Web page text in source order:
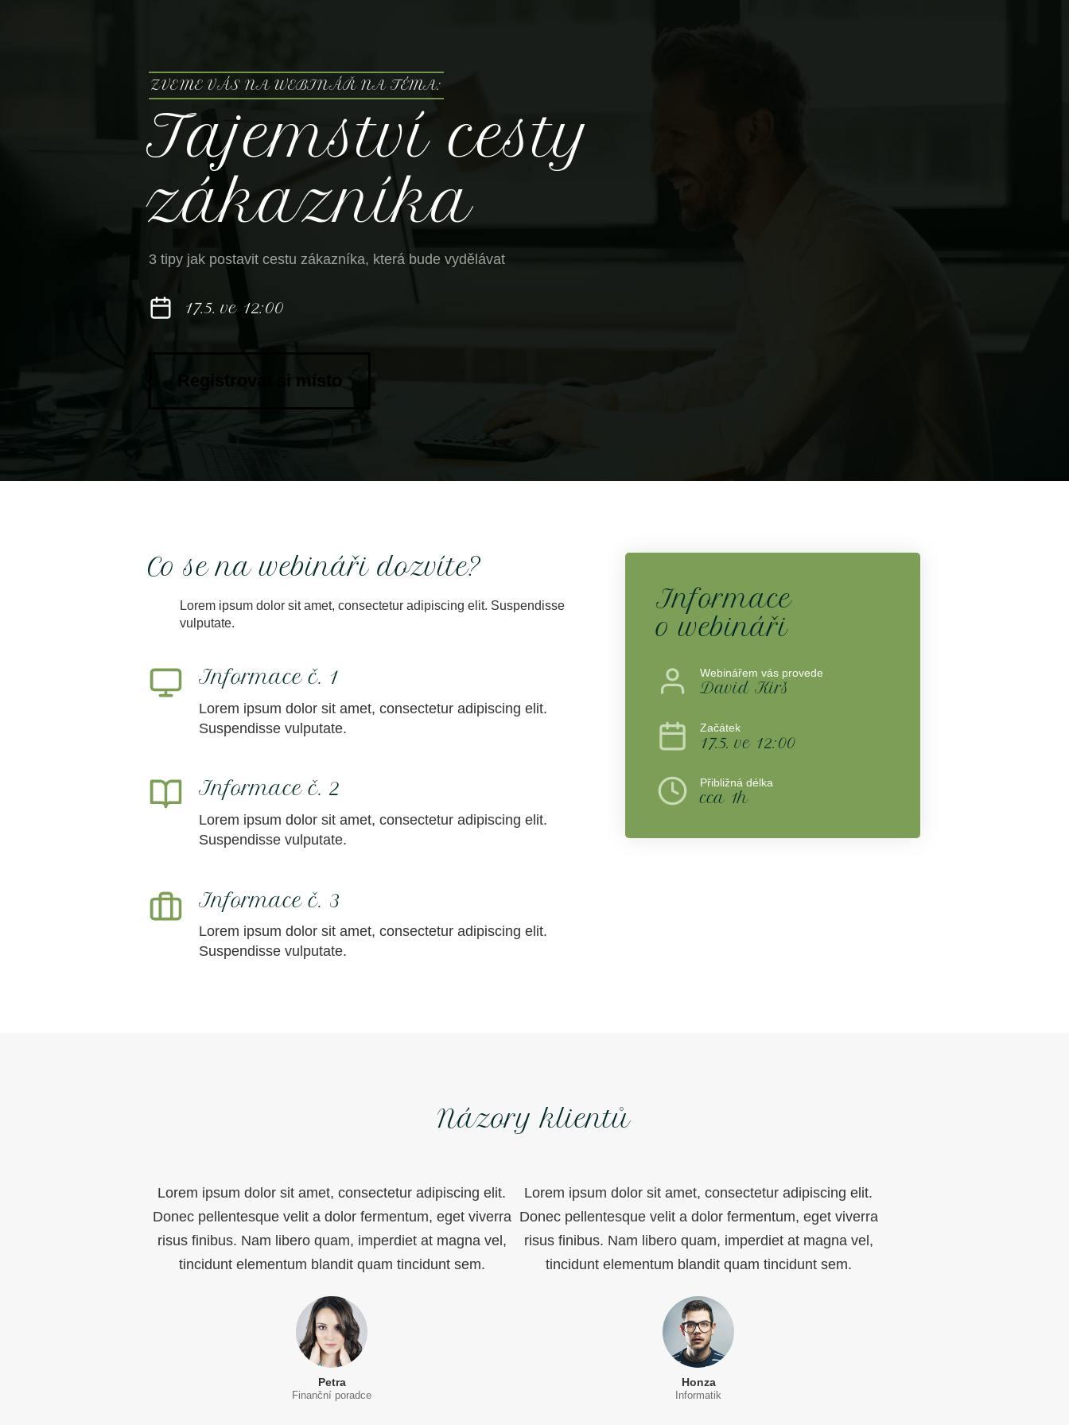
ZVEME VÁS NA WEBINÁŘ NA TÉMA:
Tajemství cesty
zákazníka
3 tipy jak postavit cestu zákazníka, která bude vydělávat
17.5. ve 12:00
Registrovat si místo
Co se na webináři dozvíte?
Lorem ipsum dolor sit amet, consectetur adipiscing elit. Suspendisse
vulputate.
Informace č. 1
Lorem ipsum dolor sit amet, consectetur adipiscing elit.
Suspendisse vulputate.
Informace č. 2
Lorem ipsum dolor sit amet, consectetur adipiscing elit.
Suspendisse vulputate.
Informace č. 3
Lorem ipsum dolor sit amet, consectetur adipiscing elit.
Suspendisse vulputate.
Informace
o webináři
Webinářem vás provede
David Kirš
Začátek
17.5. ve 12:00
Přibližná délka
cca 1h
Názory klientů
Lorem ipsum dolor sit amet, consectetur adipiscing elit.
Donec pellentesque velit a dolor fermentum, eget viverra
risus finibus. Nam libero quam, imperdiet at magna vel,
tincidunt elementum blandit quam tincidunt sem.
Petra
Finanční poradce
Lorem ipsum dolor sit amet, consectetur adipiscing elit.
Donec pellentesque velit a dolor fermentum, eget viverra
risus finibus. Nam libero quam, imperdiet at magna vel,
tincidunt elementum blandit quam tincidunt sem.
Honza
Informatik